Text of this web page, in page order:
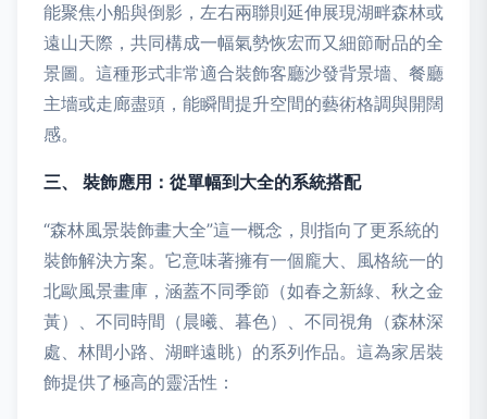
能聚焦小船與倒影，左右兩聯則延伸展現湖畔森林或
遠山天際，共同構成一幅氣勢恢宏而又細節耐品的全
景圖。這種形式非常適合裝飾客廳沙發背景墻、餐廳
主墻或走廊盡頭，能瞬間提升空間的藝術格調與開闊
感。
三、 裝飾應用：從單幅到大全的系統搭配
“森林風景裝飾畫大全”這一概念，則指向了更系統的
裝飾解決方案。它意味著擁有一個龐大、風格統一的
北歐風景畫庫，涵蓋不同季節（如春之新綠、秋之金
黃）、不同時間（晨曦、暮色）、不同視角（森林深
處、林間小路、湖畔遠眺）的系列作品。這為家居裝
飾提供了極高的靈活性：